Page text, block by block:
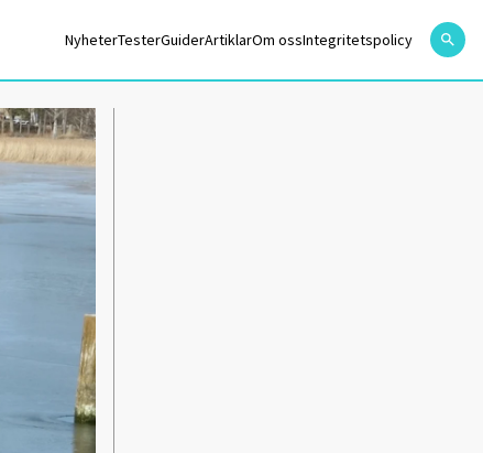
NyheterTesterGuiderArtiklarOm ossIntegritetspolicy